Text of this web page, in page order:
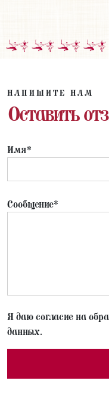
НАПИШИТЕ НАМ
Оставить
Имя*
Сообщение*
Я даю согласие на
данных.